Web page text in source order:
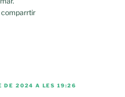
comparrtir
DE 2024 A LES 19:26